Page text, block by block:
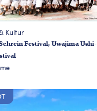
Kultur
Festival, Uwajima Ushi-